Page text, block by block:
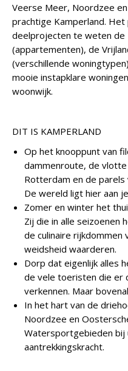
Veerse Meer, Noordzee
prachtige Kamperland.
deelprojecten te weten de
(appartementen), de
(verschillende
mooie instapklare
woonwijk.
DIT IS KAMPERLAND
Op het knooppunt van
dammenroute, de
Rotterdam en de parels
De wereld ligt hier aan
Zomer en winter het
Zij die in alle seizoenen
de culinaire rijkdommen
weidsheid waarderen.
Dorp dat eigenlijk alles
de vele toeristen die er
verkennen. Maar
In het hart van de
Noordzee en
Watersportgebieden
aantrekkingskracht.